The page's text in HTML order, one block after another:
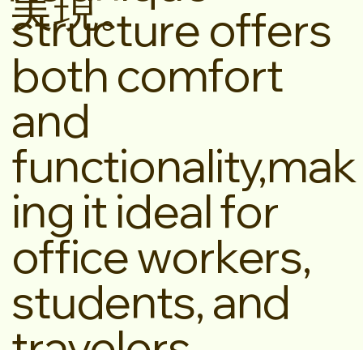
structure offers
both comfort
and
functionality,mak
ing it ideal for
office workers,
students, and